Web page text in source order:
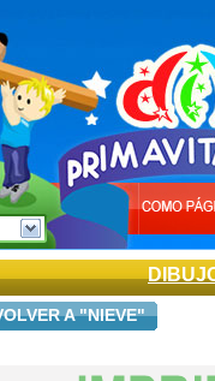
A "NIEVE"